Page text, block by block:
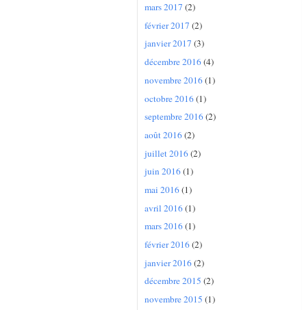
mars 2017 (2)
février 2017 (2)
janvier 2017 (3)
décembre 2016(4)
novembre 2016(1)
octobre 2016(1)
septembre 2016(2)
août 2016(2)
juillet 2016(2)
juin 2016(1)
mai 2016(1)
avril 2016(1)
mars 2016(1)
février 2016(2)
janvier 2016(2)
décembre 2015 (2)
novembre 2015 (1)